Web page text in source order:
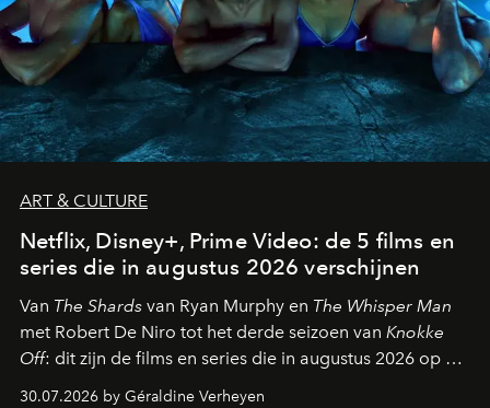
ART & CULTURE
Netflix, Disney+, Prime Video: de 5 films en
series die in augustus 2026 verschijnen
Van The Shards van Ryan Murphy en The Whisper Man
met Robert De Niro tot het derde seizoen van Knokke
Off: dit zijn de films en series die in augustus 2026 op de
streamingplatformen verschijnen.
30.07.2026 by Géraldine Verheyen